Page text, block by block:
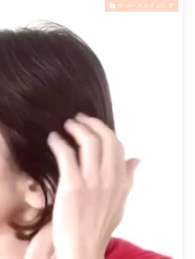
リバースエイジング